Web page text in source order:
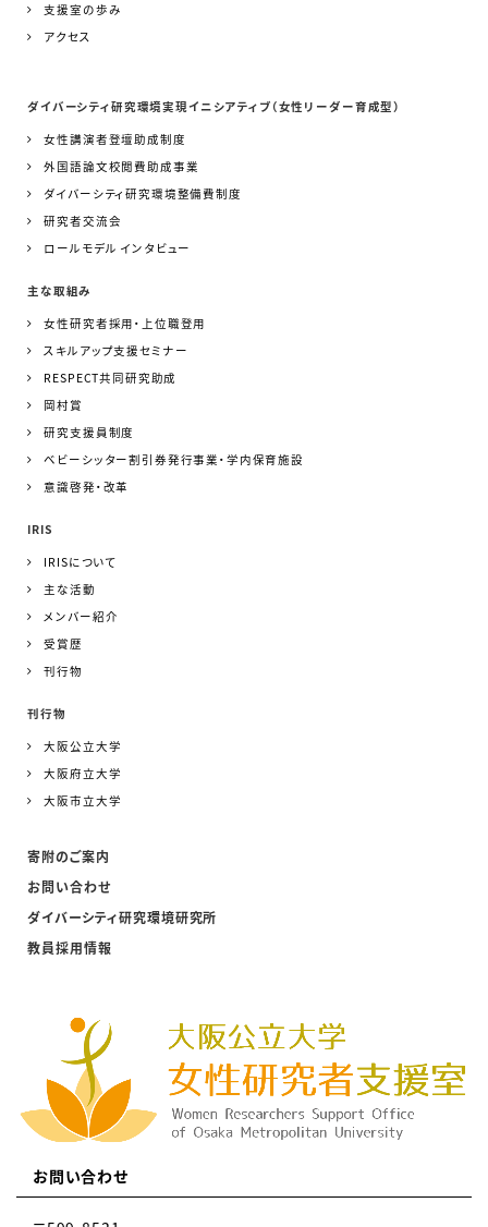
支援室の歩み
アクセス
ダイバーシティ研究環境実現イニシアティブ（女性リーダー育成型）
女性講演者登壇助成制度
外国語論文校閲費助成事業
ダイバーシティ研究環境整備費制度
研究者交流会
ロールモデル インタビュー
主な取組み
女性研究者採用・上位職登用
スキルアップ支援セミナー
RESPECT共同研究助成
岡村賞
研究支援員制度
ベビーシッター割引券発行事業・学内保育施設
意識啓発・改革
IRIS
IRISについて
主な活動
メンバー紹介
受賞歴
刊行物
刊行物
大阪公立大学
大阪府立大学
大阪市立大学
寄附のご案内
お問い合わせ
ダイバーシティ研究環境研究所
教員採用情報
お問い合わせ